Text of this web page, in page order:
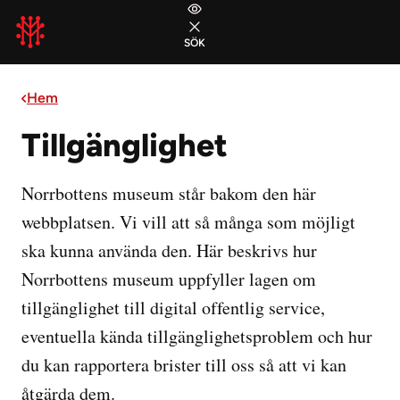
SÖK
Hem
Tillgänglighet
Norrbottens museum står bakom den här
webbplatsen. Vi vill att så många som möjligt
ska kunna använda den. Här beskrivs hur
Norrbottens museum uppfyller lagen om
tillgänglighet till digital offentlig service,
eventuella kända tillgänglighetsproblem och hur
du kan rapportera brister till oss så att vi kan
åtgärda dem.